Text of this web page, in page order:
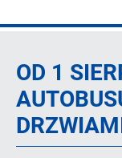
OD 1